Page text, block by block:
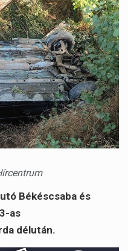
Békéscsaba és
as
délután.